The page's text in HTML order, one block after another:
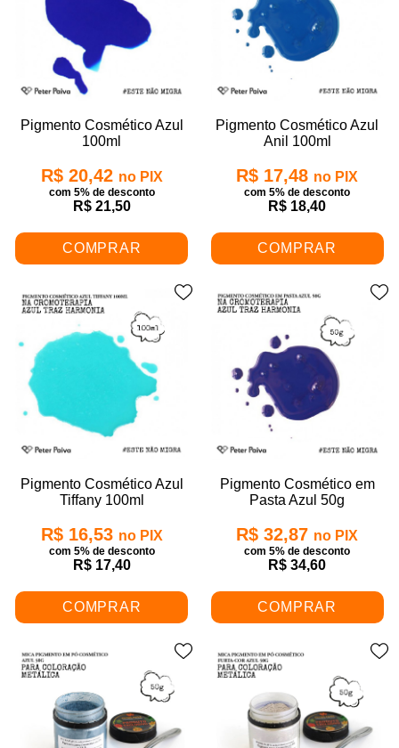
Pigmento Cosmético Azul
100ml
R$ 20,42 no PIX
com 5% de desconto
R$ 21,50
COMPRAR
Pigmento Cosmético Azul
Anil 100ml
R$ 17,48 no PIX
com 5% de desconto
R$ 18,40
COMPRAR
Pigmento Cosmético Azul
Tiffany 100ml
R$ 16,53 no PIX
com 5% de desconto
R$ 17,40
COMPRAR
Pigmento Cosmético em
Pasta Azul 50g
R$ 32,87 no PIX
com 5% de desconto
R$ 34,60
COMPRAR